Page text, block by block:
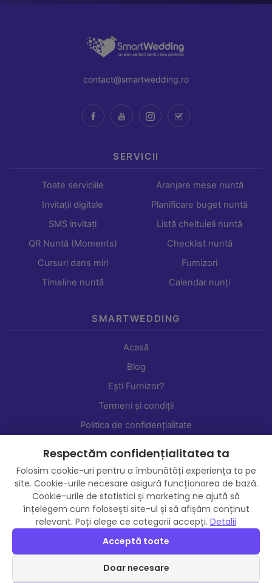
contact@smartwedding.ro
SERVICII
Toate serviciile
Invitații digitale
SMS invitați
QR Nuntă (Moments)
Cursuri dans miri
Timeline nuntă
Aranjare mese nuntă
Planificare buget nuntă
Listă cheltuieli nuntă
Checklist nuntă
Furnizori
Calendar nunți
SMARTWEDDING
Acasă
Blog
Ești Furnizor?
Termeni și condiții
Politica de confidențialitate
Respectăm confidențialitatea ta
Folosim cookie-uri pentru a îmbunătăți experiența ta pe
site. Cookie-urile necesare asigură funcționarea de bază.
Cookie-urile de statistici și marketing ne ajută să
înțelegem cum folosești site-ul și să afișăm conținut
relevant. Poți alege ce categorii accepți. Detalii
Acceptă toate
Doar necesare